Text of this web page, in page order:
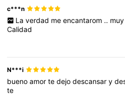
c***n
La verdad me encantarom .. muy
Calidad
N***i
buenoamortedejodescansary
te